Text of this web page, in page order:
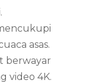
asas.
berwayar
video 4K.